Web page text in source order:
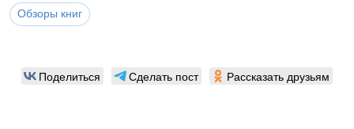
Обзоры книг
Поделиться Сделать пост Рассказать друзьям